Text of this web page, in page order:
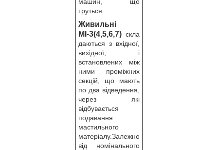
труться.
Живильні
МІ-3(4,5,6,7) скла
даються з вхідної,
вихідної, і
встановлених між
ними проміжних
секцій, що мають
по два відведення,
через які
відбувається
подавання
мастильного
матеріалу.Залежно
від номінального